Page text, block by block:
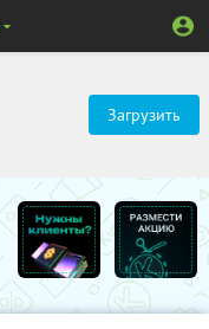
Загрузить